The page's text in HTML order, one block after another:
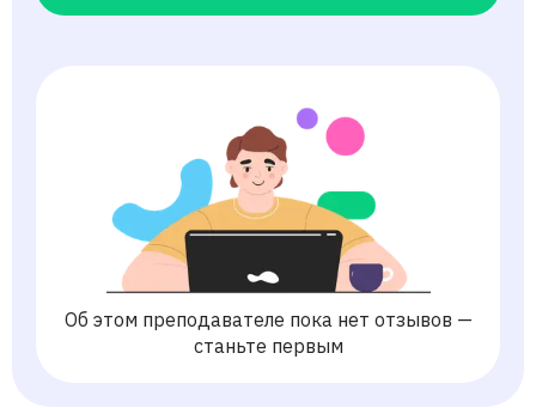
Об этом преподавателе пока нет отзывов —
станьте первым